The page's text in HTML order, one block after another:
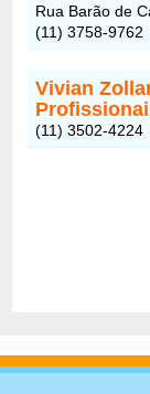
Rua Barão de
(11) 3758-9762
Vivian
(11) 3502-4224